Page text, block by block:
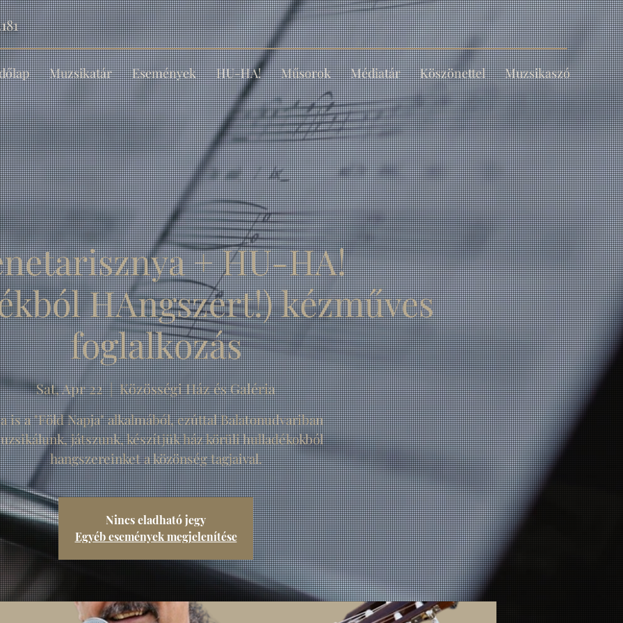
Muzsikatár Események HU-HA! Műsorok Médiatár Köszönettel Muzsikaszó
+ HU-HA!
HAngszert!) kézműves
foglalkozás
Sat, Apr 22
  |
Közösségi Ház és Galéria
is a "Föld Napja" alkalmából, ezúttal Balatonudvariban
játszunk, készítjük ház körüli hulladékokból
hangszereinket a közönség tagjaival.
Nincs eladható jegy
Egyéb események megjelenítése